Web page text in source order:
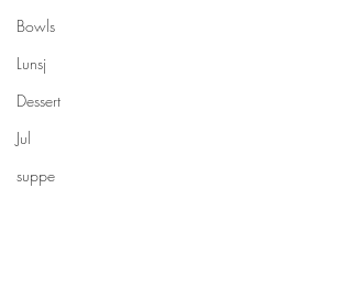
Bowls
Lunsj
Dessert
Jul
suppe